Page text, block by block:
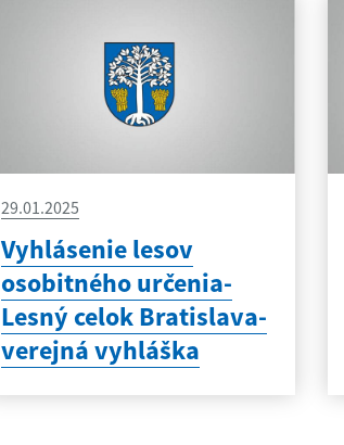
29.01.2025
Vyhlásenie lesov
osobitného určenia-
Lesný celok Bratislava-
verejná vyhláška